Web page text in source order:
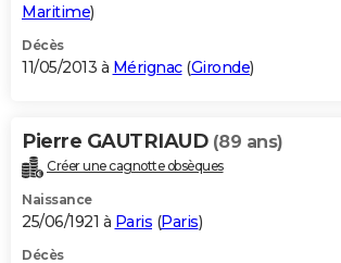
Maritime)
Décès
11/05/2013 à Mérignac(Gironde)
Pierre GAUTRIAUD (89 ans)
Créer une cagnotte obsèques
Naissance
25/06/1921 à Paris (Paris)
Décès